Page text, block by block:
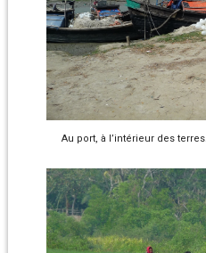
Au port, à l’intérieur des